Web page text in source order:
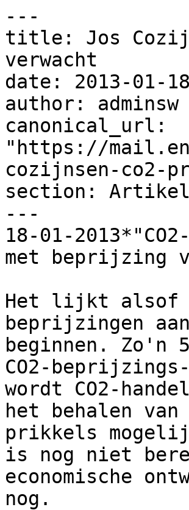
---
title: Jos
verwacht
date: 2013-01-
author: adminsw
canonical_url:
"https://
cozijnsen-co2-
section:
---
18-01-
met beprijzing
Het lijkt alsof
beprijzingen
beginnen. Zo'n
CO2-
wordt CO2-
het behalen van
prikkels
is nog niet
economische
nog.